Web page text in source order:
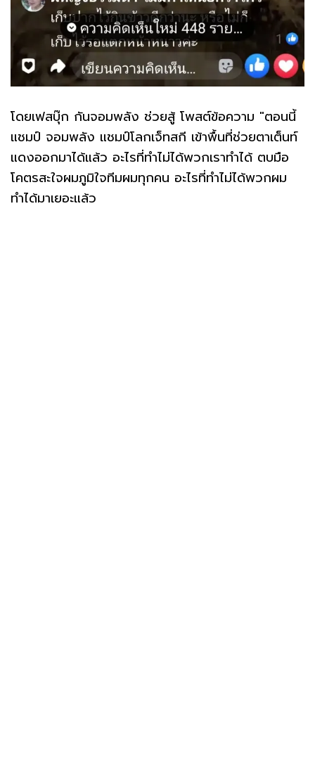
โดยเฟสบุ๊ก กันจอมพลัง ช่วยสู้ โพสต์ข้อความ "ตอนนี้
แชมป์ จอมพลัง แชมป์โลกเจ็ทสกี เข้าพื้นที่ช่วยตาเต็นท์
แดงออกมาได้แล้ว อะไรที่ทำไม่ได้พวกเราทำได้ ตบมือ
โคตรสะใจผมภูมิใจทีมผมทุกคน อะไรที่ทำไม่ได้พวกผม
ทำได้มาเยอะแล้ว